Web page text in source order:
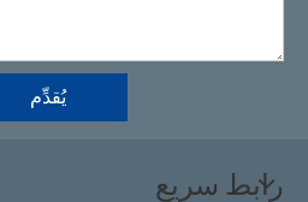
يُقدِّم
رابط سريع